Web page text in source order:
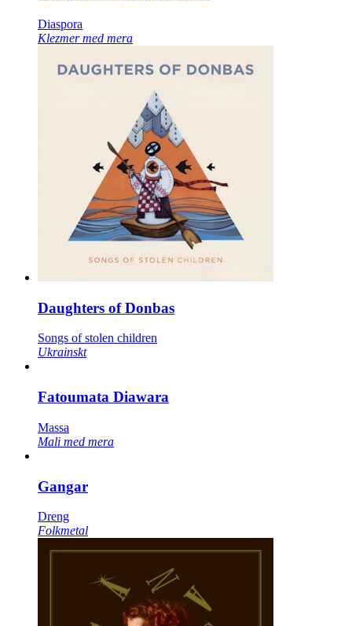
Diaspora
Klezmer med mera
Daughters of Donbas
Songs of stolen children
Ukrainskt
Fatoumata Diawara
Massa
Mali med mera
Gangar
Dreng
Folkmetal